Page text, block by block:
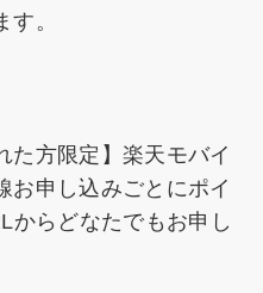
。
た方限定】楽天モバイ
お申し込みごとにポイ
からどなたでもお申し